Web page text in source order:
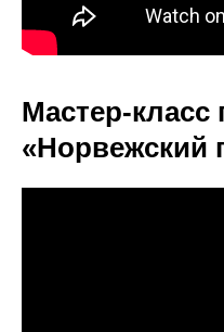
Мастер-класс
«Норвежский